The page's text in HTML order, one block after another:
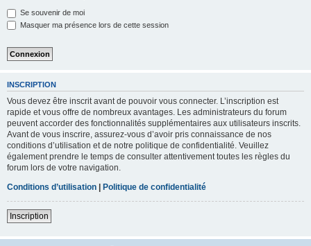
Se souvenir de moi
Masquer ma présence lors de cette session
INSCRIPTION
Vous devez être inscrit avant de pouvoir vous connecter. L’inscription est
rapide et vous offre de nombreux avantages. Les administrateurs du forum
peuvent accorder des fonctionnalités supplémentaires aux utilisateurs inscrits.
Avant de vous inscrire, assurez-vous d’avoir pris connaissance de nos
conditions d’utilisation et de notre politique de confidentialité. Veuillez
également prendre le temps de consulter attentivement toutes les règles du
forum lors de votre navigation.
Conditions d’utilisation | Politique de confidentialité
Inscription